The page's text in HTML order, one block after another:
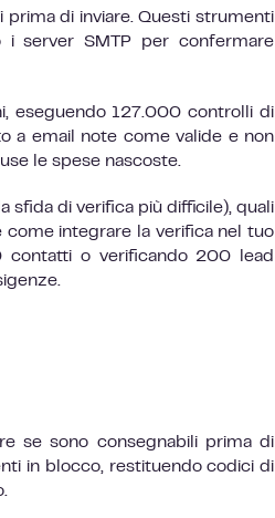
di inviare. Questi strumenti
server SMTP per confermare
eseguendo 127.000 controlli di
a email note come valide e non
le spese nascoste.
sfida di verifica più difficile), quali
integrare la verifica nel tuo
contatti o verificando 200 lead
se sono consegnabili prima di
in blocco, restituendo codici di